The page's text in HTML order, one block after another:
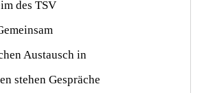
des TSV
Austausch in
stehen Gespräche